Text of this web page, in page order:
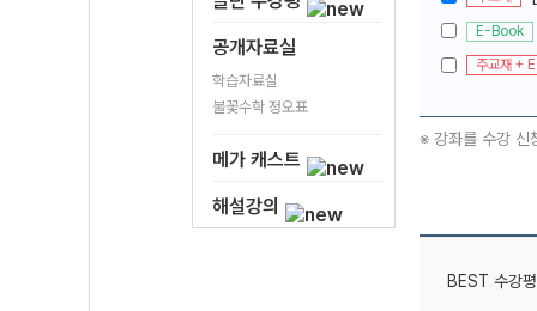
공개자료실
학습자료실
불꽃수학 정오표
메가 캐스트
해설강의
E-Book
주교재 +
※ 강좌를 수강 신
BEST 수강평